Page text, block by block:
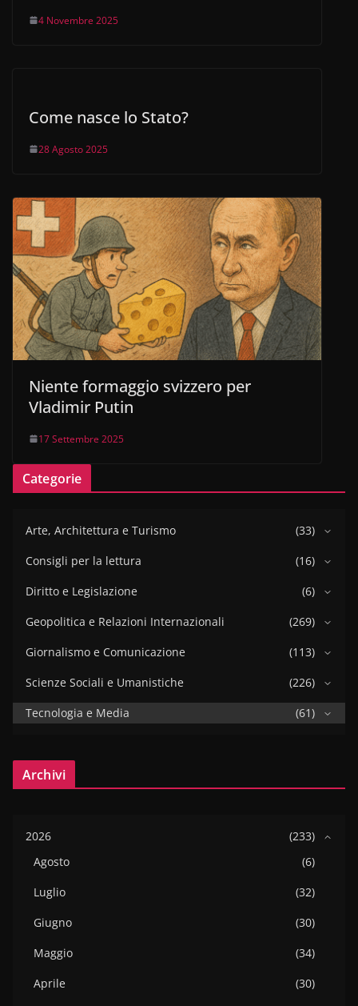
4 Novembre 2025
Come nasce lo Stato?
28 Agosto 2025
Niente formaggio svizzero per
Vladimir Putin
17 Settembre 2025
Categorie
Arte, Architettura e Turismo
(33)
Consigli per la lettura
(16)
Diritto e Legislazione
(6)
Geopolitica e Relazioni Internazionali
(269)
Giornalismo e Comunicazione
(113)
Scienze Sociali e Umanistiche
(226)
Tecnologia e Media
(61)
Archivi
2026
(233)
Agosto
(6)
Luglio
(32)
Giugno
(30)
Maggio
(34)
Aprile
(30)